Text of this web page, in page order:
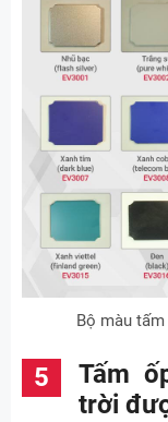
Bộ màu
Tấm
trời